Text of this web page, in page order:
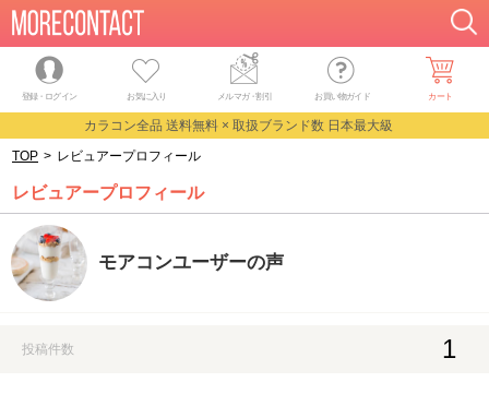
登録・ログイン お気に入り メルマガ・割引 お買い物ガイド カート
カラコン全品 送料無料 × 取扱ブランド数 日本最大級
TOP > レビュアープロフィール
レビュアープロフィール
モアコンユーザーの声
投稿件数 1